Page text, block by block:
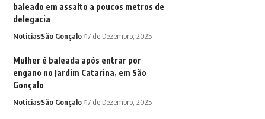
baleado em assalto a poucos metros de
delegacia
NoticiasSão Gonçalo 17 de Dezembro, 2025
Mulher é baleada após entrar por
engano no Jardim Catarina, em São
Gonçalo
NoticiasSão Gonçalo 17 de Dezembro, 2025